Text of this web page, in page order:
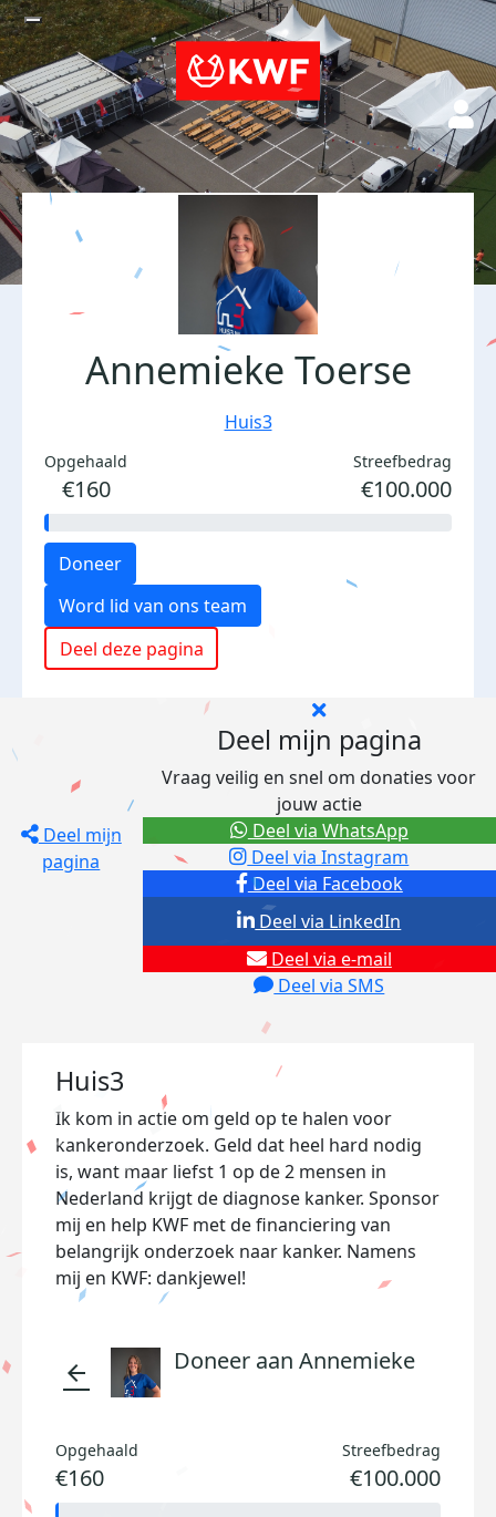
Annemieke Toerse
Huis3
Opgehaald
€160
Streefbedrag
€100.000
Doneer
Word lid van ons team
Deel deze pagina
Deel mijn
pagina
Deel mijn pagina
Vraag veilig en snel om donaties voor
jouw actie
Deel via Facebook
Deel via Instagram
Deel via e-mail
Deel via SMS
Deel via LinkedIn
Deel via WhatsApp
Huis3
Ik kom in actie om geld op te halen voor
kankeronderzoek. Geld dat heel hard nodig
is, want maar liefst 1 op de 2 mensen in
Nederland krijgt de diagnose kanker. Sponsor
mij en help KWF met de financiering van
belangrijk onderzoek naar kanker. Namens
mij en KWF: dankjewel!
arrow_back Doneer aan Annemieke
Opgehaald
€160
Streefbedrag
€100.000